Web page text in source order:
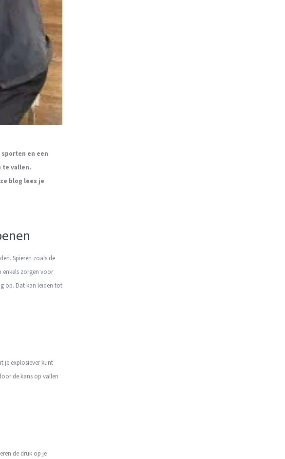
en een
te vallen.
blog lees je
Spieren zoals de
enkels zorgen voor
op. Dat kan leiden tot
je explosiever kunt
de kans op vallen
de druk op je